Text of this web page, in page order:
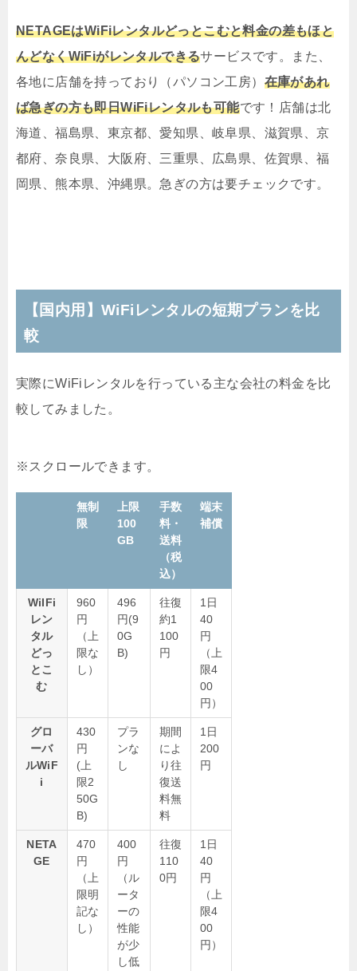
NETAGEはWiFiレンタルどっとこむと料金の差もほと
んどなくWiFiがレンタルできるサービスです。また、
各地に店舗を持っており（パソコン工房） 在庫があれ
ば急ぎの方も即日WiFiレンタルも可能です！店舗は北
海道、福島県、東京都、愛知県、岐阜県、滋賀県、京
都府、奈良県、大阪府、三重県、広島県、佐賀県、福
岡県、熊本県、沖縄県。急ぎの方は要チェックです。
【国内用】WiFiレンタルの短期プランを比
較
実際にWiFiレンタルを行っている主な会社の料金を比
較してみました。
無制
限
上限
100
GB
手数
料・
送料
（税
込）
端末
補償
WiIFi
レン
タル
どっ
とこ
む
960
円
（上
限な
し）
496
円(9
0G
B)
往復
約1
100
円
1日
40
円
（上
限4
00
円）
グロ
ーバ
ルWiF
i
430
円
(上
限2
50G
B)
プラ
ンな
し
期間
によ
り往
復送
料無
料
1日
200
円
NETA
GE
470
円
（上
限明
記な
し）
400
円
（ル
ータ
ーの
性能
が少
し低
往復
110
0円
1日
40
円
（上
限4
00
円）